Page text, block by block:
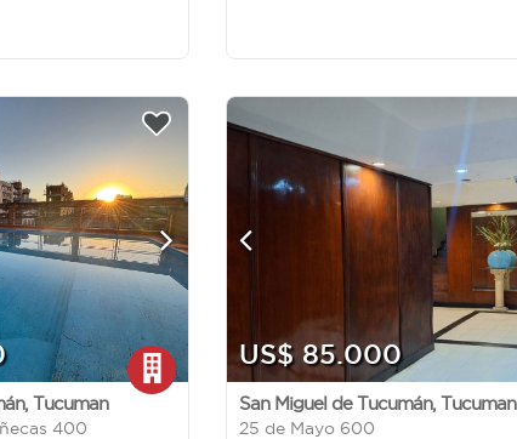
, Tucuman
400
US$ 85.000
San Miguel de Tucumán, Tucuman
25 de Mayo 600